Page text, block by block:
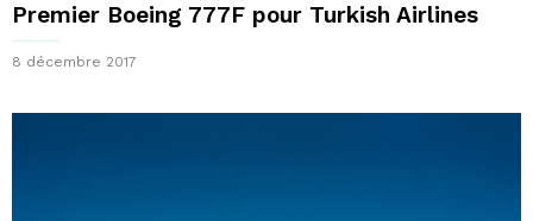
Premier Boeing 777F pour Turkish Airlines
8 décembre 2017